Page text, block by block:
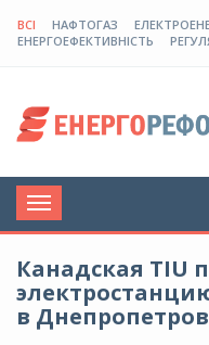
ВСІ НАФТОГАЗ
ЕНЕРГОЕФЕКТИВНІСТЬ
Toggle
navigation
Канадская TIU
в